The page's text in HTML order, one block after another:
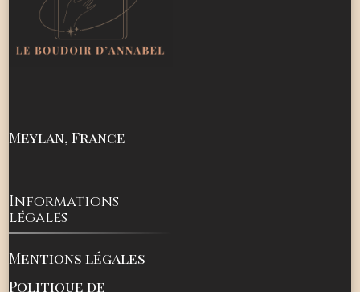
Meylan, France
Informations
légales
Mentions légales
Politique de